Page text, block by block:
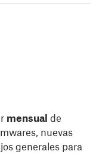
mensual de
nuevas
generales para